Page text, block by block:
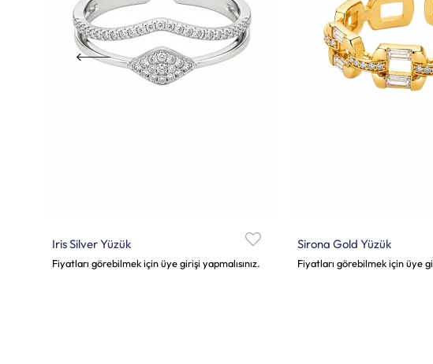
Iris Silver Yüzük
Fiyatları görebilmek için üye girişi yapmalısınız.
Sirona Gold Yüzük
Fiyatları görebilmek için üye